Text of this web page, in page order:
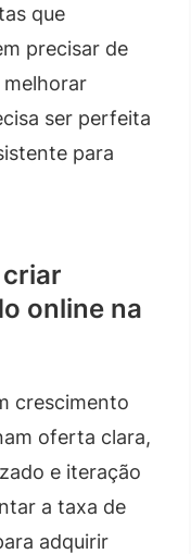
que
precisar de
ser perfeita
para
online na
crescimento
oferta clara,
e iteração
a taxa de
adquirir